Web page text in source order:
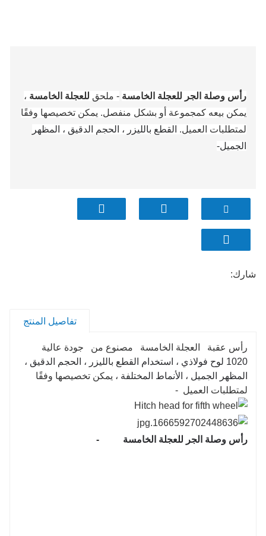
رأس وصلة الجر للعجلة الخامسة - ملحق للعجلة الخامسة ،
يمكن بيعه كمجموعة أو بشكل منفصل. يمكن تخصيصها وفقًا
لمتطلبات العميل. القطع بالليزر ، الحجم الدقيق ، المظهر
الجميل-
شارك:
تفاصيل المنتج
رأس عقبة العجلة الخامسة مصنوع من
جودة عالية
1020 لوح فولاذي ، استخدام القطع بالليزر ، الحجم الدقيق ،
المظهر الجميل ، الأنماط المختلفة ، يمكن تخصيصها وفقًا
لمتطلبات العميل -
رأس وصلة الجر للعجلة الخامسة -